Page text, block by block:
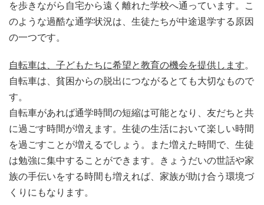
を歩きながら自宅から遠く離れた学校へ通っています。
こ
のような過酷な通学状況は、生徒たちが中途退学する原因
の一つです。
自転車は、子どもたちに希望と教育の機会を提供します。
自転車は、貧困からの脱出につながるとても大切なもので
す。
自転車があれば通学時間の短縮は可能となり、友だちと共
に過ごす時間が増えます。生徒の生活において楽しい時間
を過ごすことが増えるでしょう。また増えた時間で、生徒
は勉強に集中することができます。
きょうだいの世話や家
族の手伝いをする時間も増えれば、家族が助け合う環境づ
くりにもなります。